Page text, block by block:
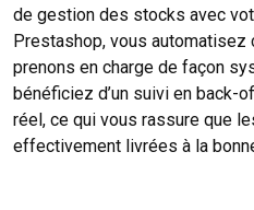
de gestion des stocks avec
Prestashop, vous automatisez
prenons en charge de façon
bénéficiez d’un suivi en back-
réel, ce qui vous rassure que
effectivement livrées à la